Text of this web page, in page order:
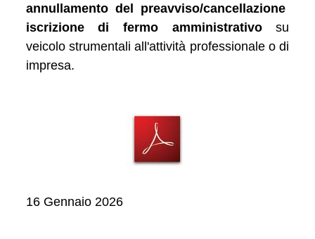
annullamento del preavviso/cancellazione
iscrizione di fermo amministrativosu
veicolo strumentali all'attività professionale o di
impresa.
16 Gennaio 2026